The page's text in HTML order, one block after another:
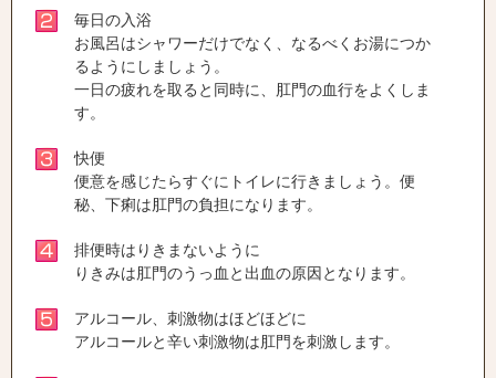
毎日の入浴
お風呂はシャワーだけでなく、なるべくお湯につか
るようにしましょう。
一日の疲れを取ると同時に、肛門の血行をよくしま
す。
快便
便意を感じたらすぐにトイレに行きましょう。便
秘、下痢は肛門の負担になります。
排便時はりきまないように
りきみは肛門のうっ血と出血の原因となります。
アルコール、刺激物はほどほどに
アルコールと辛い刺激物は肛門を刺激します。